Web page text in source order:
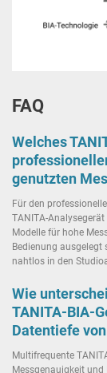
FAQ
Welches
genutzten
Für den
TANITA-Analysegerät
Modelle für hohe
Bedienung ausgelegt
nahtlos in den
Wie
TANITA-BIA-
Datentiefe
Multifrequente
Messgenauigkeit und